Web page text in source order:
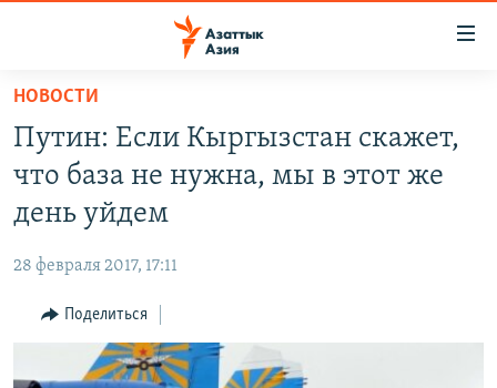
Вернуться
основному
содержанию
главной
навигации
Вернутся
КАЗАХСТАН
КЫРГЫЗСТАН
ТАДЖИКИСТАН
НОВОСТИ
ВОЙНА В УКРАИНЕ
ҚАЗАҚША
КЫРГЫЗЧА
ЎЗБЕКЧА
НОВОСТИ
Путин: Если Кыргызстан скажет,
что база не нужна, мы в этот же
день уйдем
28 февраля 2017, 17:11
Поделиться